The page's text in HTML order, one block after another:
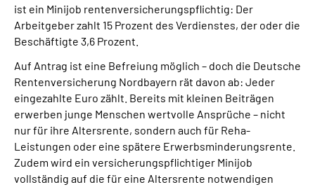
ist ein Minijob rentenversicherungspflichtig: Der
Arbeitgeber zahlt 15 Prozent des Verdienstes, der oder die
Beschäftigte 3,6 Prozent.
Auf Antrag ist eine Befreiung möglich – doch die Deutsche
Rentenversicherung Nordbayern rät davon ab: Jeder
eingezahlte Euro zählt. Bereits mit kleinen Beiträgen
erwerben junge Menschen wertvolle Ansprüche – nicht
nur für ihre Altersrente, sondern auch für Reha-
Leistungen oder eine spätere Erwerbsminderungsrente.
Zudem wird ein versicherungspflichtiger Minijob
vollständig auf die für eine Altersrente notwendigen